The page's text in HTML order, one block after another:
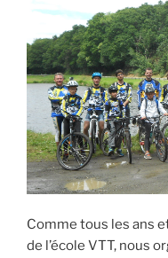
Comme tous les ans
de l’école VTT, nous